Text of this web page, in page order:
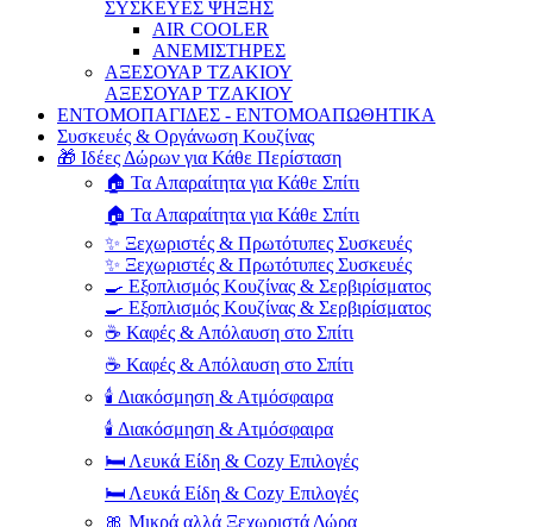
ΣΥΣΚΕΥΕΣ ΨΗΞΗΣ
AIR COOLER
ΑΝΕΜΙΣΤΗΡΕΣ
ΑΞΕΣΟΥΑΡ ΤΖΑΚΙΟΥ
ΑΞΕΣΟΥΑΡ ΤΖΑΚΙΟΥ
ΕΝΤΟΜΟΠΑΓΙΔΕΣ - ΕΝΤΟΜΟΑΠΩΘΗΤΙΚΑ
Συσκευές & Οργάνωση Κουζίνας
🎁 Ιδέες Δώρων για Κάθε Περίσταση
🏠 Τα Απαραίτητα για Κάθε Σπίτι
🏠 Τα Απαραίτητα για Κάθε Σπίτι
✨ Ξεχωριστές & Πρωτότυπες Συσκευές
✨ Ξεχωριστές & Πρωτότυπες Συσκευές
🍳 Εξοπλισμός Κουζίνας & Σερβιρίσματος
🍳 Εξοπλισμός Κουζίνας & Σερβιρίσματος
☕ Καφές & Απόλαυση στο Σπίτι
☕ Καφές & Απόλαυση στο Σπίτι
🕯️ Διακόσμηση & Ατμόσφαιρα
🕯️ Διακόσμηση & Ατμόσφαιρα
🛏️ Λευκά Είδη & Cozy Επιλογές
🛏️ Λευκά Είδη & Cozy Επιλογές
🎀 Μικρά αλλά Ξεχωριστά Δώρα